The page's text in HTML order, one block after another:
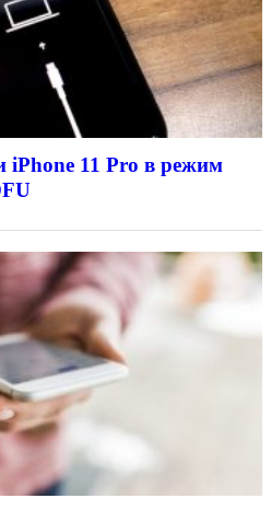
iPhone 11 Pro в режим